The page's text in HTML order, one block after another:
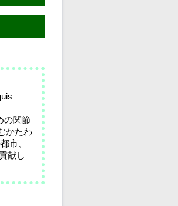
の関節
かたわ
市、
献し